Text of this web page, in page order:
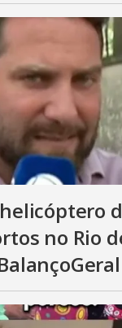
no Rio